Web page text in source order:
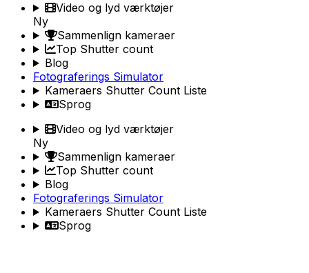
Video og lyd værktøjer
Ny
Sammenlign kameraer
Top Shutter count
Blog
Fotograferings Simulator
Kameraers Shutter Count Liste
Sprog
Video og lyd værktøjer
Ny
Sammenlign kameraer
Top Shutter count
Blog
Fotograferings Simulator
Kameraers Shutter Count Liste
Sprog